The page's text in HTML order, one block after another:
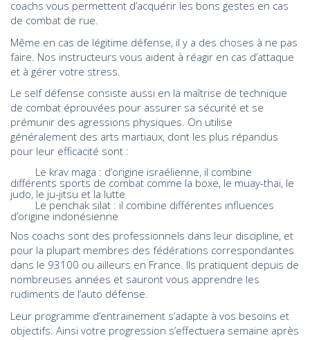
coachs vous permettent d’acquérir les bons gestes en cas
de combat de rue.
Même en cas de légitime défense, il y a des choses à ne pas
faire. Nos instructeurs vous aident à réagir en cas d’attaque
et à gérer votre stress.
Le self défense consiste aussi en la maîtrise de technique
de combat éprouvées pour assurer sa sécurité et se
prémunir des agressions physiques. On utilise
généralement des arts martiaux, dont les plus répandus
pour leur efficacité sont :
Le krav maga : d’origine israélienne, il combine
différents sports de combat comme la boxe, le muay-thaï, le
judo, le ju-jitsu et la lutte
Le penchak silat : il combine différentes influences
d’origine indonésienne
Nos coachs sont des professionnels dans leur discipline, et
pour la plupart membres des fédérations correspondantes
dans le 93100 ou ailleurs en France. Ils pratiquent depuis de
nombreuses années et sauront vous apprendre les
rudiments de l’auto défense.
Leur programme d’entrainement s’adapte à vos besoins et
objectifs. Ainsi votre progression s’effectuera semaine après